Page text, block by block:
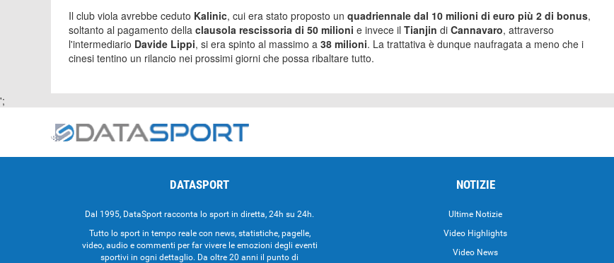
Il club viola avrebbe ceduto Kalinic, cui era stato proposto un quadriennale dal 10 milioni di euro più 2 di bonus,
soltanto al pagamento della clausola rescissoria di 50 milioni e invece il Tianjin di Cannavaro, attraverso
l'intermediario Davide Lippi, si era spinto al massimo a 38 milioni. La trattativa è dunque naufragata a meno che i
cinesi tentino un rilancio nei prossimi giorni che possa ribaltare tutto.
';
DATASPORT
Dal 1995, DataSport racconta lo sport in diretta, 24h su 24h.
Tutto lo sport in tempo reale con news, statistiche, pagelle,
video, audio e commenti per far vivere le emozioni degli eventi
sportivi in ogni dettaglio. Da oltre 20 anni il punto di
NOTIZIE
Ultime Notizie
Video Highlights
Video News